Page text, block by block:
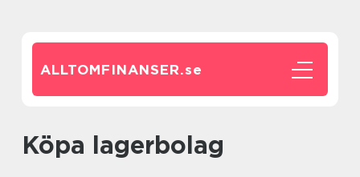
ALLTOMFINANSER.se
köpa lagerbolag